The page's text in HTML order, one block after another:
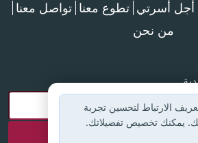
أسرتي تطوع معنا تواصل معنا
من نحن
الارتباط لتحسين تجربة
يمكنك تخصيص تفضيلاتك.